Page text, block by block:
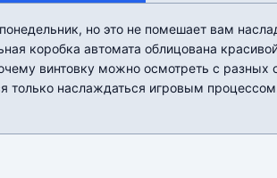
но это не помешает вам
коробка автомата облицована
винтовку можно осмотреть с разных
только наслаждаться игровым